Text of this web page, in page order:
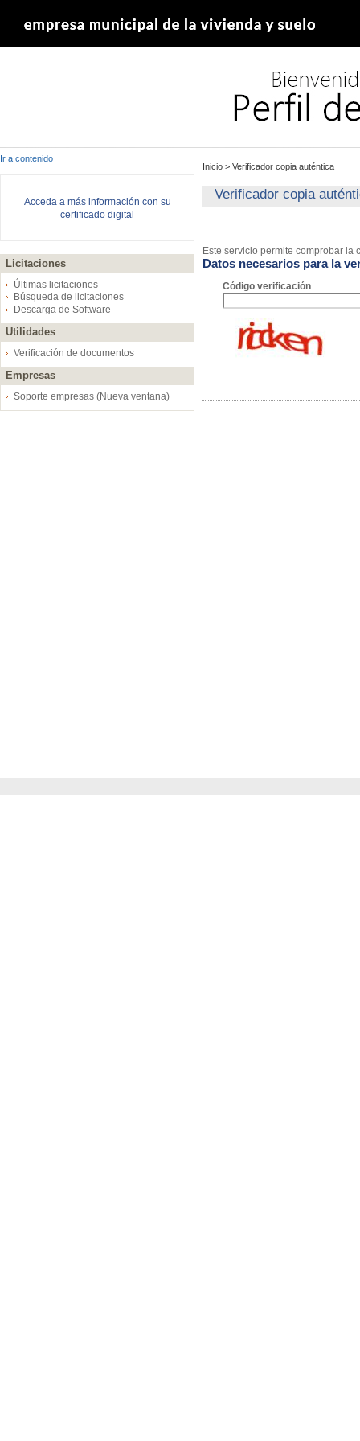
Ir a contenido
Acceda a más información con su
certificado digital
Licitaciones
Últimas licitaciones
Búsqueda de licitaciones
Descarga de Software
Utilidades
Verificación de documentos
Empresas
Soporte empresas (Nueva ventana)
Inicio > Verificador copia auténtica
Verificador copia
Este servicio permite comprobar
Datos necesarios para la
Código verificación